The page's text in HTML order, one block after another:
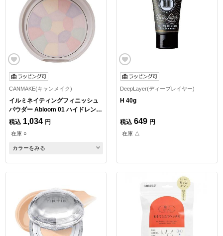
CANMAKE(キャンメイク)
イルミネイティングフィニッシュ
パウダー Abloom 01 ハイドレンジ
アガーデン
税込 1,034 円
在庫 ○
カラーをみる
DeepLayer(ディープレイヤー)
H 40g
税込 649 円
在庫 △